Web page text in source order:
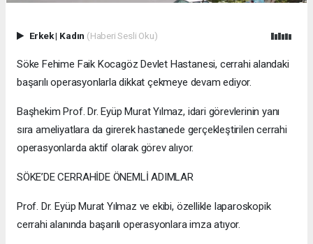
Erkek| Kadın (Haberi Sesli Oku)
Söke Fehime Faik Kocagöz Devlet Hastanesi, cerrahi alandaki
başarılı operasyonlarla dikkat çekmeye devam ediyor.
Başhekim Prof. Dr. Eyüp Murat Yılmaz, idari görevlerinin yanı
sıra ameliyatlara da girerek hastanede gerçekleştirilen cerrahi
operasyonlarda aktif olarak görev alıyor.
SÖKE’DE CERRAHİDE ÖNEMLİ ADIMLAR
Prof. Dr. Eyüp Murat Yılmaz ve ekibi, özellikle laparoskopik
cerrahi alanında başarılı operasyonlara imza atıyor.